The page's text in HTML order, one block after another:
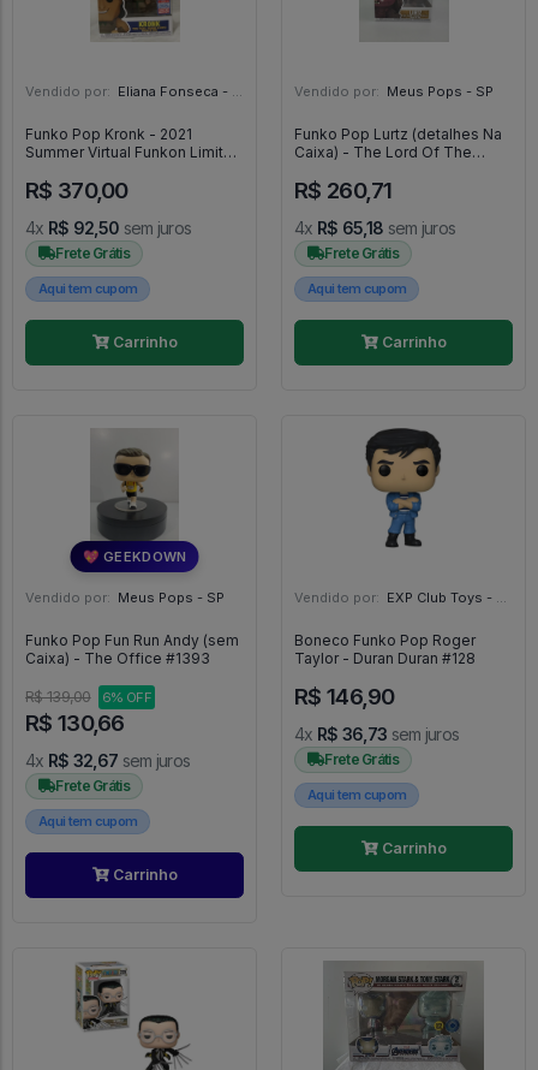
Vendido por: Eliana Fonseca - SP
Funko Pop Kronk - 2021
Summer Virtual Funkon Limited
Imperador - #1041 - FUNKO
POP #1041
R$ 370,00
4x R$ 92,50 sem juros
Frete Grátis
Aqui tem cupom
Carrinho
Vendido por: Meus Pops - SP
Funko Pop Lurtz (detalhes Na
Caixa) - The Lord Of The
R$ 260,71
4x R$ 65,18 sem juros
Frete Grátis
Aqui tem cupom
Carrinho
💖 GEEKDOWN
Vendido por: Meus Pops - SP
Funko Pop Fun Run Andy (sem
Caixa) - The Office #1393
R$ 139,00 6% OFF
R$ 130,66
4x R$ 32,67 sem juros
Frete Grátis
Aqui tem cupom
Carrinho
Vendido por: EXP Club Toys - SP
Boneco Funko Pop Roger
Taylor - Duran Duran #128
R$ 146,90
4x R$ 36,73 sem juros
Frete Grátis
Aqui tem cupom
Carrinho